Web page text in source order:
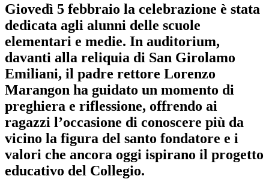
Giovedì 5 febbraio la celebrazione è stata
dedicata agli alunni delle scuole
elementari e medie. In auditorium,
davanti alla reliquia di San Girolamo
Emiliani, il padre rettore Lorenzo
Marangon ha guidato un momento di
preghiera e riflessione, offrendo ai
ragazzi l’occasione di conoscere più da
vicino la figura del santo fondatore e i
valori che ancora oggi ispirano il progetto
educativo del Collegio.